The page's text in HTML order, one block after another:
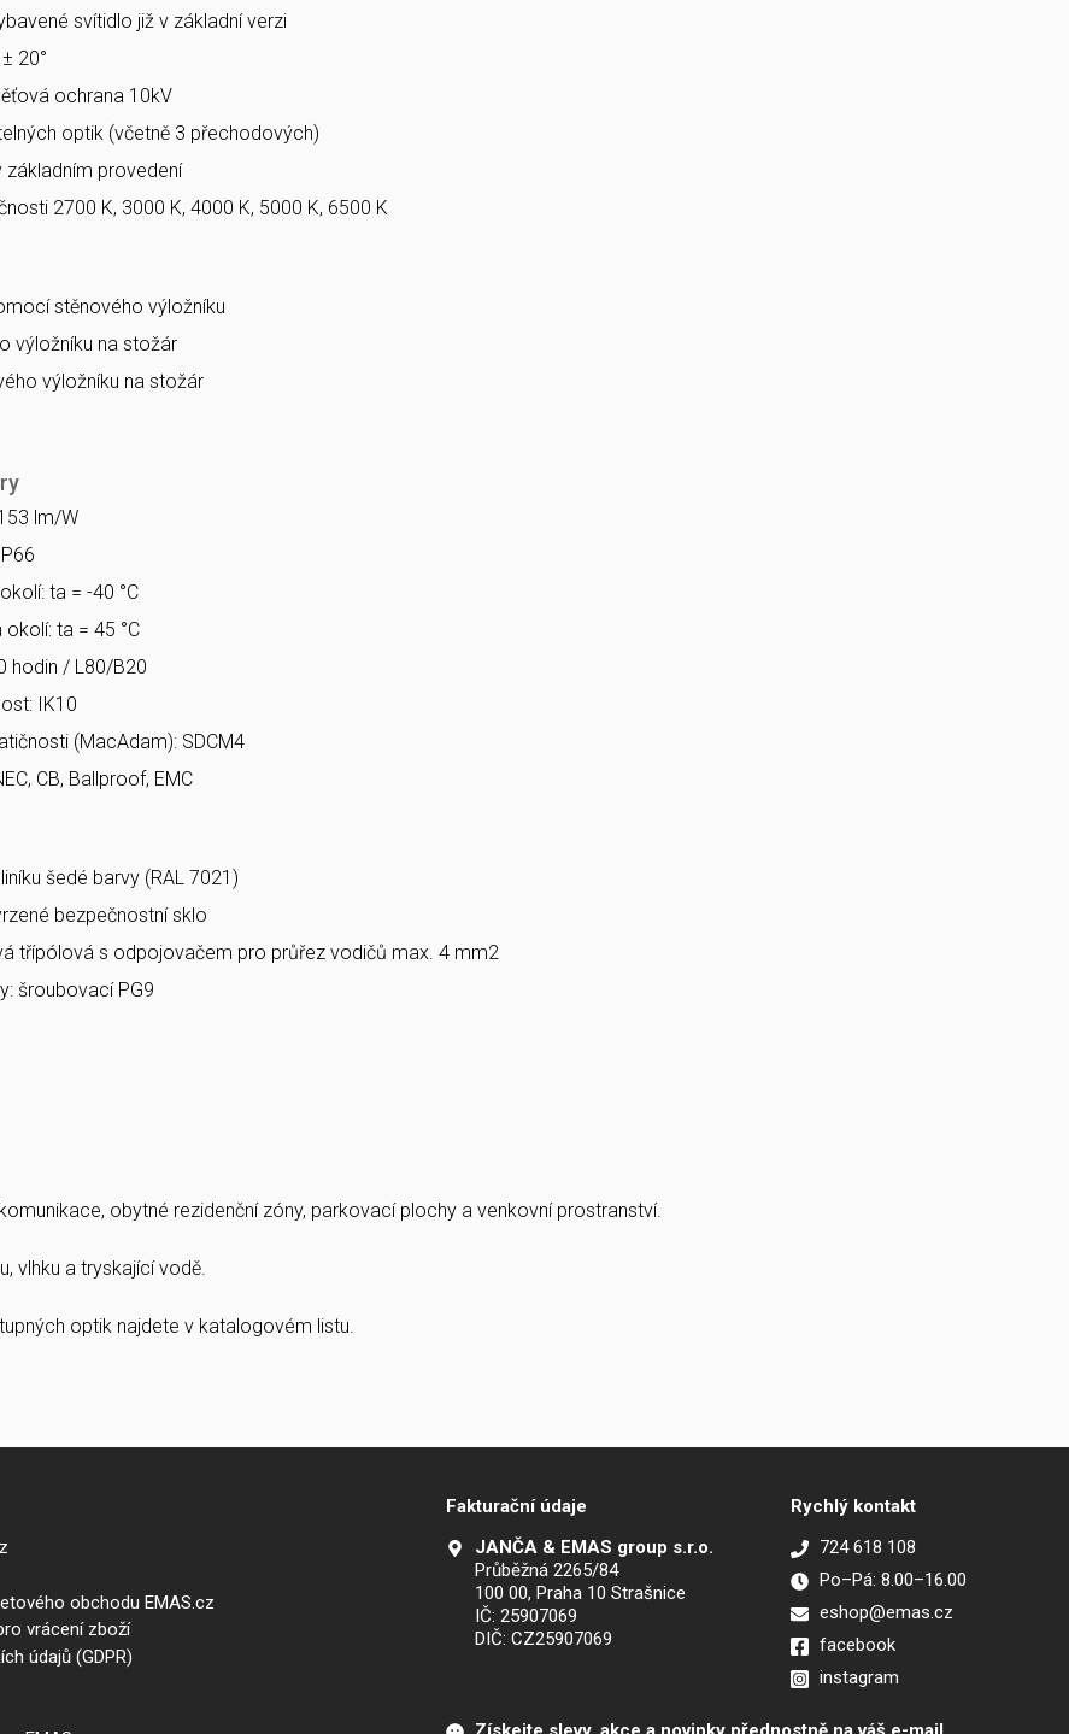
svítidlo již v základní verzi
20°
ochrana 10kV
optik (včetně 3 přechodových)
základním provedení
2700 K, 3000 K, 4000 K, 5000 K, 6500 K
stěnového výložníku
výložníku na stožár
výložníku na stožár
lm/W
ta = -40 °C
ta = 45 °C
hodin / L80/B20
IK10
(MacAdam): SDCM4
CB, Ballproof, EMC
šedé barvy (RAL 7021)
bezpečnostní sklo
třípólová s odpojovačem pro průřez vodičů max. 4 mm2
šroubovací PG9
obytné rezidenční zóny, parkovací plochy a venkovní prostranství.
vlhku a tryskající vodě.
optik najdete v katalogovém listu.
obchodu EMAS.cz
vrácení zboží
údajů (GDPR)
Fakturační údaje
JANČA & EMAS group s.r.o.
Průběžná 2265/84
100 00, Praha 10 Strašnice
IČ: 25907069
DIČ: CZ25907069
Rychlý kontakt
724 618 108
Po–Pá: 8.00–16.00
eshop@emas.cz
facebook
instagram